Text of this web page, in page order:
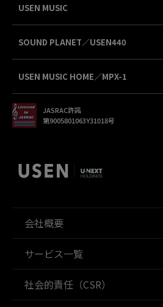
USEN MUSIC
SOUND PLANET／USEN440
USEN MUSIC HOME／MPX-1
JASRAC許諾
第9005801063Y31018号
会社概要
サービス一覧
社会的責任（CSR）